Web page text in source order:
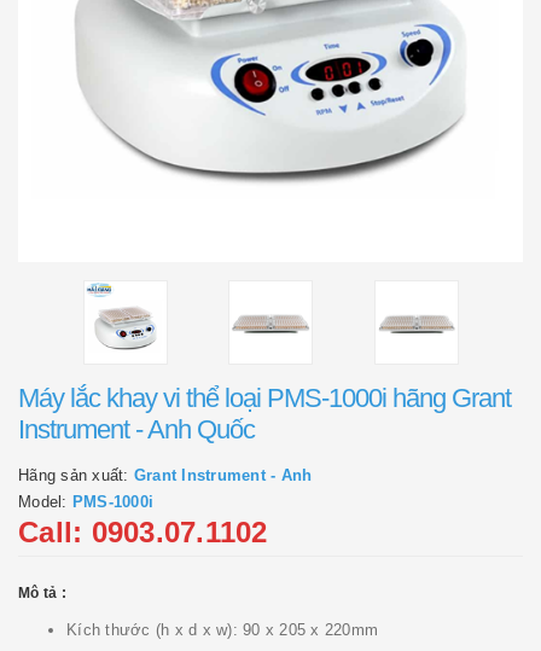
Máy lắc khay vi thể loại PMS-1000i hãng Grant
Instrument - Anh Quốc
Hãng sản xuất: Grant Instrument - Anh
Model: PMS-1000i
Call: 0903.07.1102
Mô tả :
Kích thước (h x d x w): 90 x 205 x 220mm